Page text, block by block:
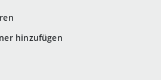
hinzufügen